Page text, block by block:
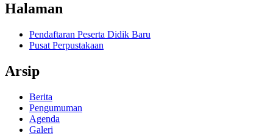
Halaman
Pendaftaran Peserta Didik Baru
Pusat Perpustakaan
Arsip
Berita
Pengumuman
Agenda
Galeri